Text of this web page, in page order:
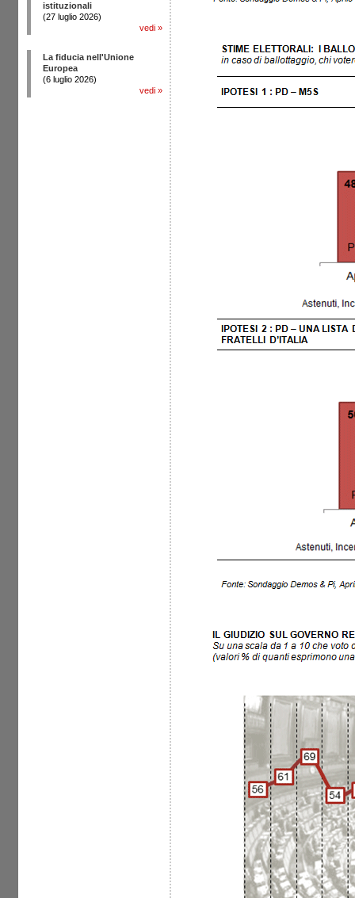
istituzionali
(27 luglio 2026)
vedi »
La fiducia nell'Unione
Europea
(6 luglio 2026)
vedi »